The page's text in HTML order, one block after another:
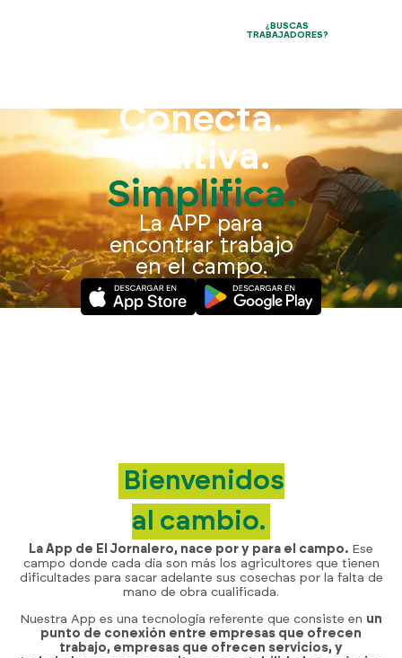
¿BUSCAS
TRABAJADORES?
Conecta.
Cultiva.
Simplifica.
La APP para
encontrar trabajo
en el campo.
Bienvenidos
al cambio.
La App de El Jornalero, nace por y para el campo. Ese
campo donde cada día son más los agricultores que tienen
dificultades para sacar adelante sus cosechas por la falta de
mano de obra cualificada.
Nuestra App es una tecnología referente que consiste en un
punto de conexión entre empresas que ofrecen
trabajo, empresas que ofrecen servicios, y